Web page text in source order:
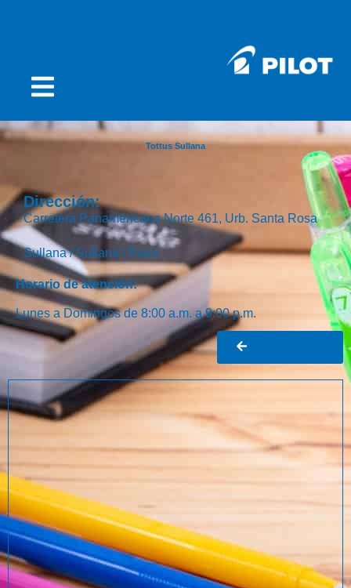
Tottus Sullana
Dirección:
Carretera Panamericana Norte 461, Urb. Santa Rosa
Sullana /Sullana / Piura
Horario de atención:
Lunes a Domingos de 8:00 a.m. a 9:00 p.m.